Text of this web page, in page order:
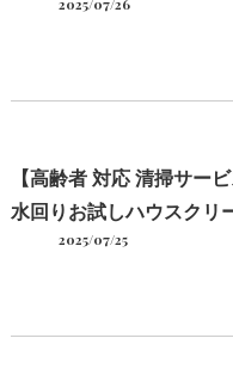
2025/07/26
【高齢者 対応 清掃サー
水回りお試しハウスクリ
2025/07/25